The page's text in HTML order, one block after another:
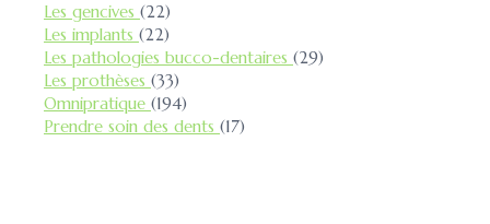
Les gencives (22)
Les implants (22)
Les pathologies bucco-dentaires (29)
Les prothèses (33)
Omnipratique (194)
Prendre soin des dents (17)